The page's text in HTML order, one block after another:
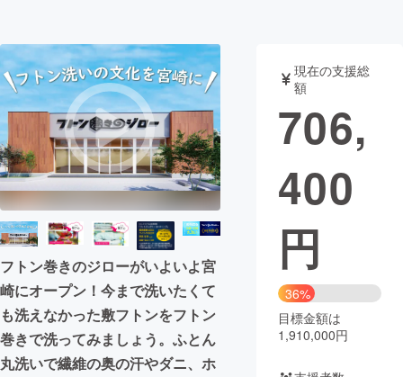
アート・写真
テクノロジー・ガジェット
映像・映画 書籍・雑誌
ビジネス・起業 チャレンジ
まちづくり・地域活性化
CAMPFIRE for Social Good
CAMPFIRE Creation
CAMPFIREふるさと納税 machi-ya コミュニティ
フトン巻きのジローがいよいよ宮
崎にオープン！今まで洗いたくて
も洗えなかった敷フトンをフトン
巻きで洗ってみましょう。ふとん
丸洗いで繊維の奥の汗やダニ、ホ
現在の支援総
額
706,
400
円
36%
目標金額は
1,910,000円